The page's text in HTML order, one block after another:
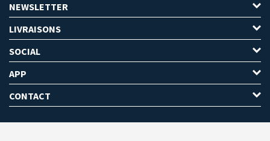
NEWSLETTER
LIVRAISONS
SOCIAL
APP
CONTACT